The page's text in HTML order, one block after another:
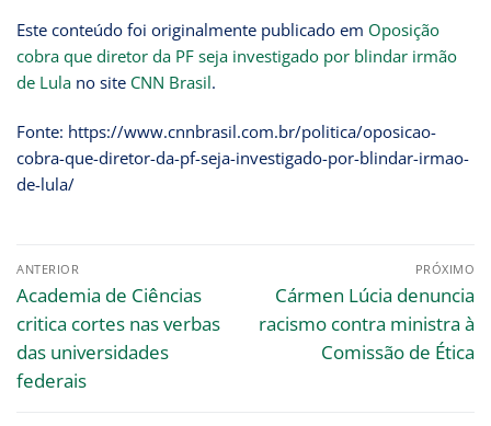
Este conteúdo foi originalmente publicado em Oposição
cobra que diretor da PF seja investigado por blindar irmão
de Lula no site CNN Brasil.
Fonte: https://www.cnnbrasil.com.br/politica/oposicao-
cobra-que-diretor-da-pf-seja-investigado-por-blindar-irmao-
de-lula/
ANTERIOR
Academia de Ciências
critica cortes nas verbas
das universidades
federais
PRÓXIMO
Cármen Lúcia denuncia
racismo contra ministra à
Comissão de Ética